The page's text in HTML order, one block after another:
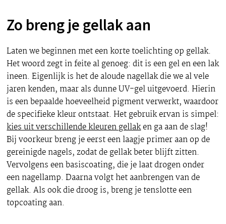
Zo breng je gellak aan
Laten we beginnen met een korte toelichting op gellak.
Het woord zegt in feite al genoeg: dit is een gel en een lak
ineen. Eigenlijk is het de aloude nagellak die we al vele
jaren kenden, maar als dunne UV-gel uitgevoerd. Hierin
is een bepaalde hoeveelheid pigment verwerkt, waardoor
de specifieke kleur ontstaat. Het gebruik ervan is simpel:
kies uit verschillende kleuren gellaken ga aan de slag!
Bij voorkeur breng je eerst een laagje primer aan op de
gereinigde nagels, zodat de gellak beter blijft zitten.
Vervolgens een basiscoating, die je laat drogen onder
een nagellamp. Daarna volgt het aanbrengen van de
gellak. Als ook die droog is, breng je tenslotte een
topcoating aan.